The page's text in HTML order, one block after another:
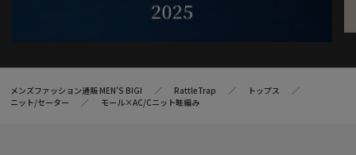
メンズファッション通販 MEN'S BIGI RattleTrap
トップス
ニット/セーター
モール×AC/Cニット畦編み